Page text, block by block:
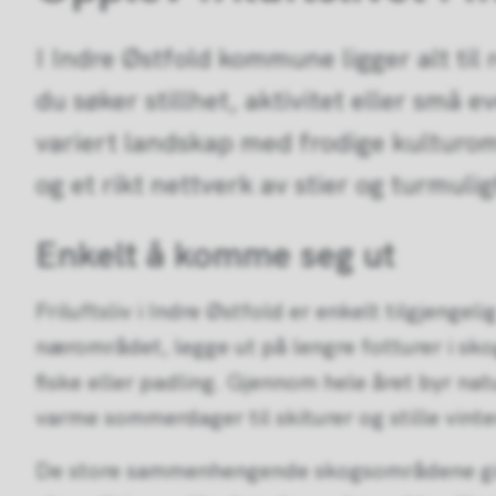
I Indre Østfold kommune ligger alt til
du søker stillhet, aktivitet eller små
variert landskap med frodige
og et rikt nettverk av stier og
Enkelt å komme seg ut
Friluftsliv i Indre Østfold er enkelt
nærområdet, legge ut på lengre fotturer i
fiske eller padling. Gjennom hele året byr
varme sommerdager til skiturer og stille
De store sammenhengende